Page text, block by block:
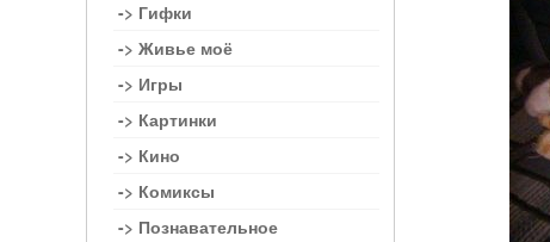
-> Гифки
-> Живье моё
-> Игры
-> Картинки
-> Кино
-> Комиксы
-> Познавательное